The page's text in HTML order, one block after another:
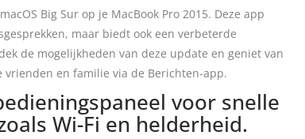
Big Sur op je MacBook Pro 2015. Deze app
maar biedt ook een verbeterde
de mogelijkheden van deze update en geniet van
en familie via de Berichten-app.
voor snelle
Wi-Fi en helderheid.